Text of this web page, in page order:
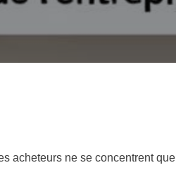
acheteurs ne se concentrent que